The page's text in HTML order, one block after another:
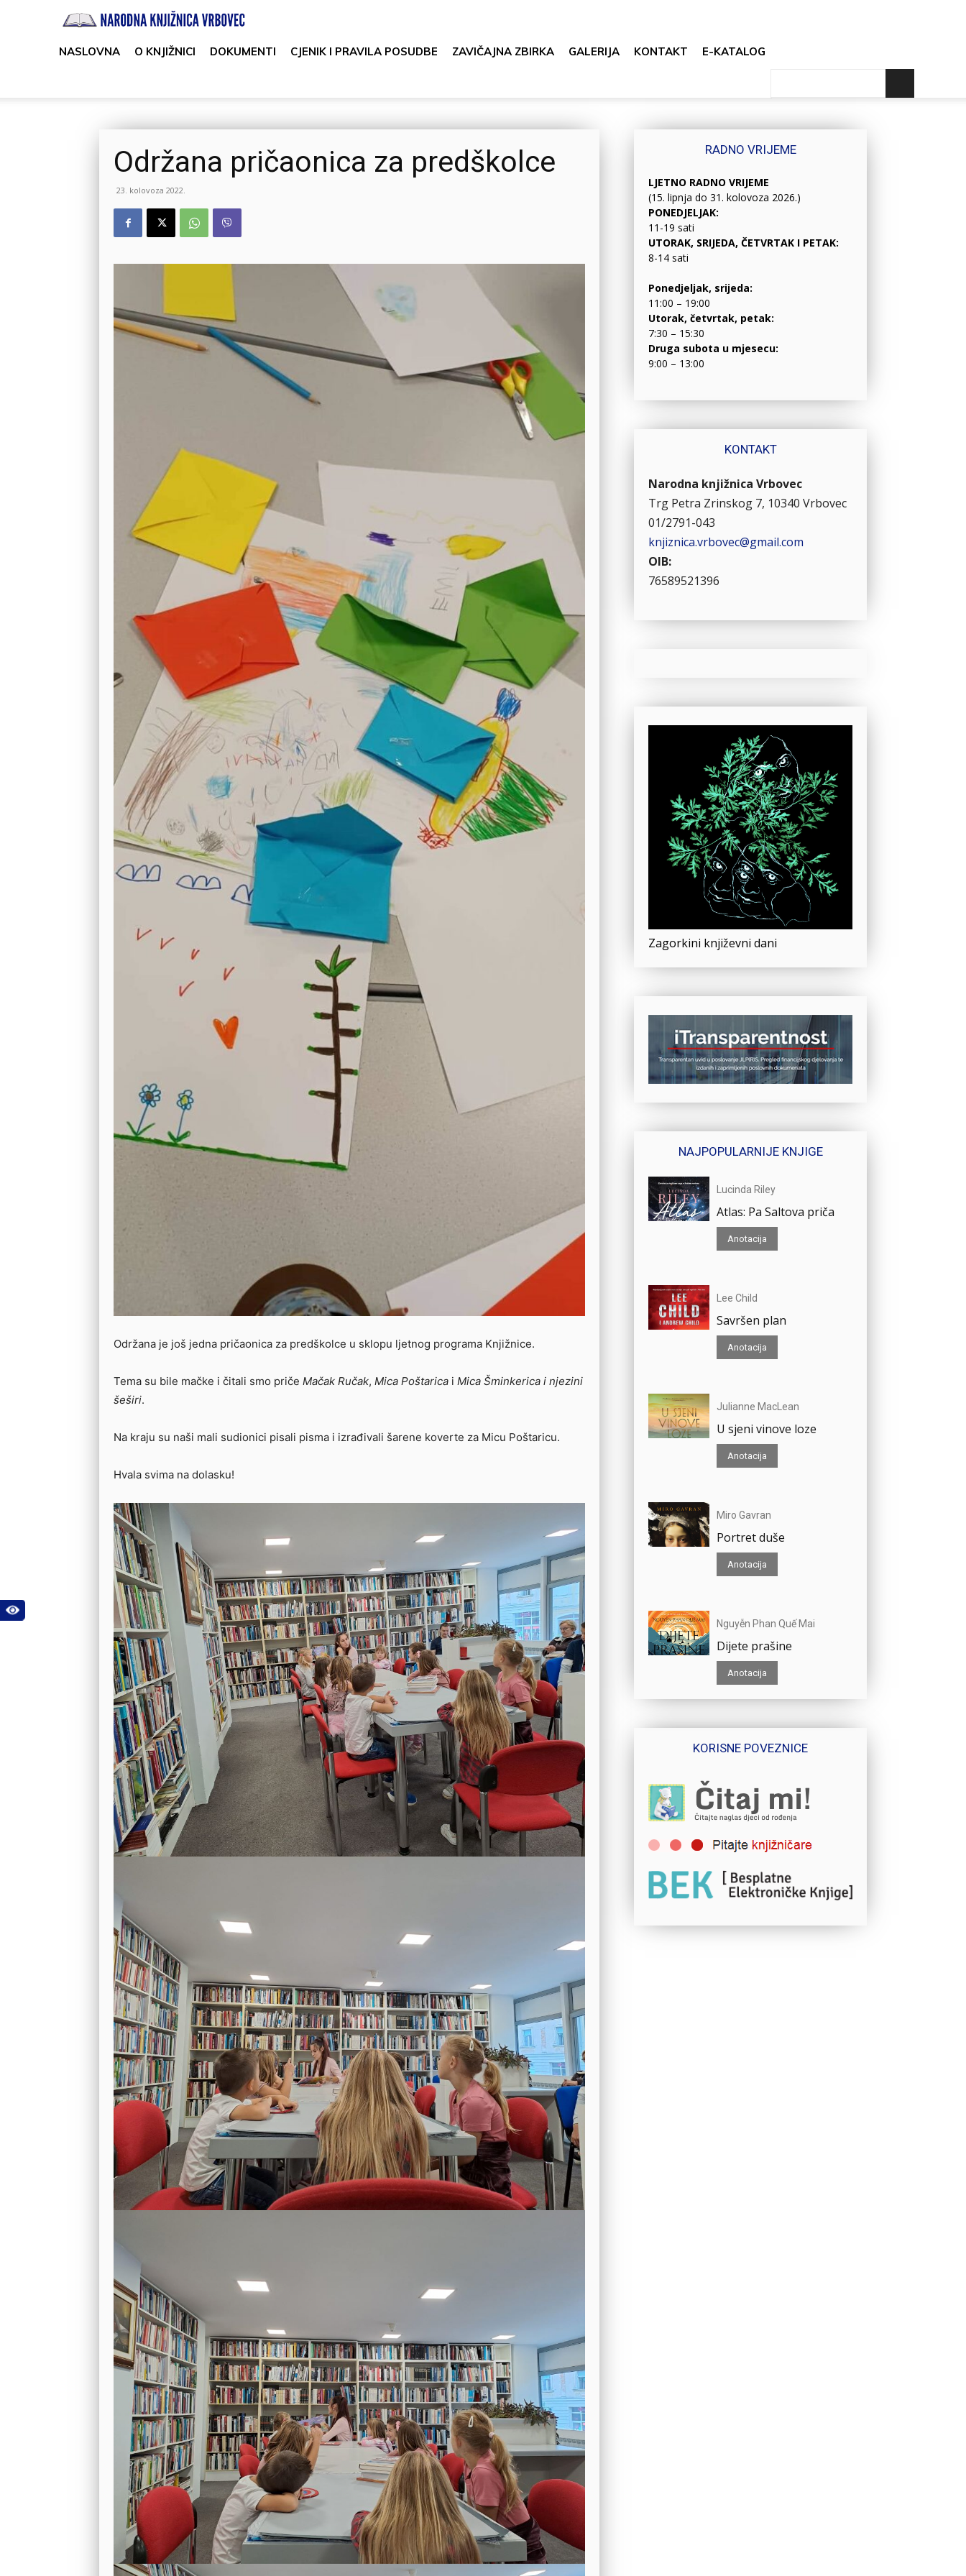
knjižnica
NASLOVNA O KNJIŽNICI DOKUMENTI CJENIK I PRAVILA POSUDBE ZAVIČAJNA ZBIRKA GALERIJA KONTAKT E-KATALOG
Održana pričaonica za predškolce
23. kolovoza 2022.
Održana je još jedna pričaonica za predškolce u sklopu ljetnog programa Knjižnice.
Tema su bile mačke i čitali smo priče Mačak Ručak, Mica Poštarica i Mica Šminkerica i njezini
šeširi.
Na kraju su naši mali sudionici pisali pisma i izrađivali šarene koverte za Micu Poštaricu.
Hvala svima na dolasku!
RADNO VRIJEME
LJETNO RADNO VRIJEME
(15. lipnja do 31. kolovoza 2026.)
PONEDJELJAK:
11-19 sati
UTORAK, SRIJEDA, ČETVRTAK I PETAK:
8-14 sati
Ponedjeljak, srijeda:
11:00 – 19:00
Utorak, četvrtak, petak:
7:30 – 15:30
Druga subota u mjesecu:
9:00 – 13:00
KONTAKT
Narodna knjižnica Vrbovec
Trg Petra Zrinskog 7, 10340 Vrbovec
01/2791-043
knjiznica.vrbovec@gmail.com
OIB:
76589521396
Zagorkini književni dani
NAJPOPULARNIJE KNJIGE
Lucinda Riley
Atlas: Pa Saltova priča
Anotacija
Lee Child
Savršen plan
Anotacija
Julianne MacLean
U sjeni vinove loze
Anotacija
Miro Gavran
Portret duše
Anotacija
Nguyễn Phan Quế Mai
Dijete prašine
Anotacija
KORISNE POVEZNICE